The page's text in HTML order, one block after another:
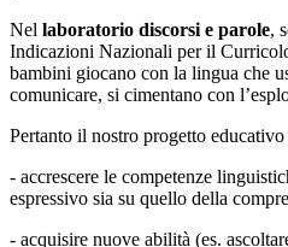
Nel laboratorio discorsi e parole,
Indicazioni Nazionali per il
bambini giocano con la lingua che
comunicare, si cimentano con
Pertanto il nostro progetto
- accrescere le competenze
espressivo sia su quello della
- acquisire nuove abilità (es.